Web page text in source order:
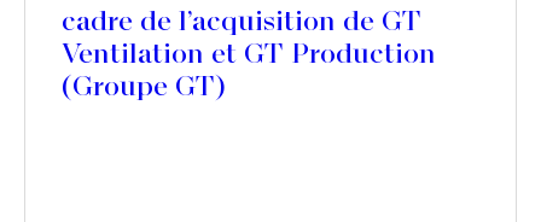
cadre de l’acquisition de GT
Ventilation et GT Production
(Groupe GT)